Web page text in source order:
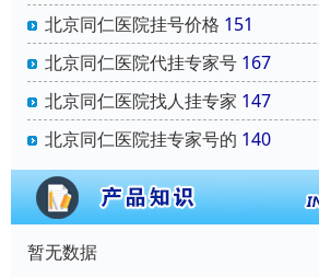
北京同仁医院挂号价格 151
北京同仁医院代挂专家号 167
北京同仁医院找人挂专家 147
北京同仁医院挂专家号的 140
暂无数据